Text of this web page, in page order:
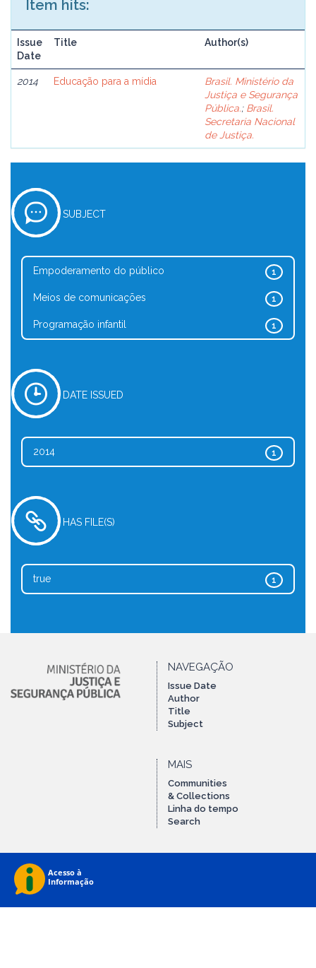
Item hits:
Issue
Date
Title Author(s)
2014 Educação para a mídia
Brasil. Ministério da
Justiça e Segurança
Pública.; Brasil.
Secretaria Nacional
de Justiça.
SUBJECT
1
Empoderamento do público
1
Meios de comunicações
1
Programação infantil
DATE ISSUED
1
2014
HAS FILE(S)
1
true
NAVEGAÇÃO
Issue Date
Author
Title
Subject
MAIS
Communities
& Collections
Linha do tempo
Search